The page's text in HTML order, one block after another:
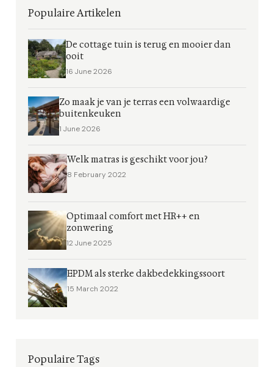
Populaire Artikelen
De cottage tuin is terug en mooier dan
ooit
16 June 2026
Zo maak je van je terras een volwaardige
buitenkeuken
1 June 2026
Welk matras is geschikt voor jou?
8 February 2022
Optimaal comfort met HR++ en
zonwering
12 June 2025
EPDM als sterke dakbedekkingssoort
15 March 2022
Populaire Tags